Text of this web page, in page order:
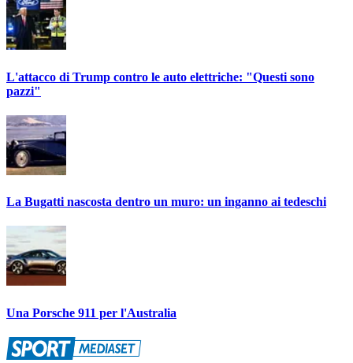
L'attacco di Trump contro le auto elettriche: "Questi sono
pazzi"
La Bugatti nascosta dentro un muro: un inganno ai tedeschi
Una Porsche 911 per l'Australia